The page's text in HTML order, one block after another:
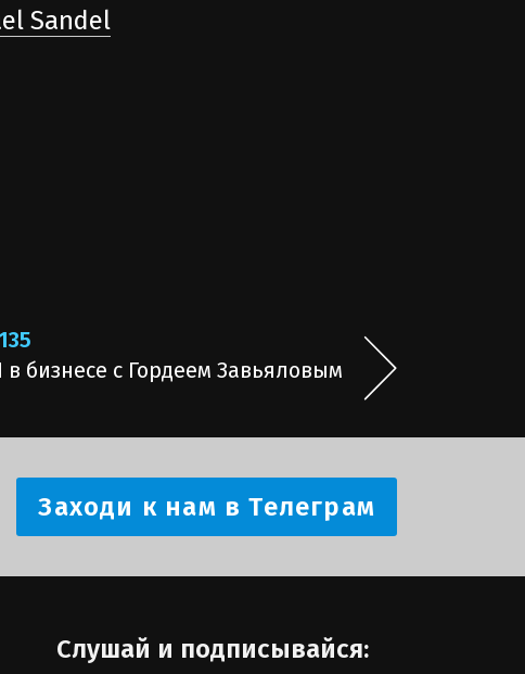
Sandel
в бизнесе с Гордеем Завьяловым
Заходи к нам в Телеграм
Слушай и подписывайся: